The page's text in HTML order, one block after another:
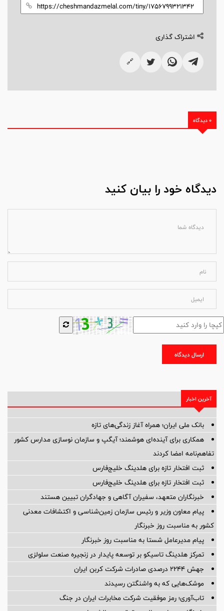
اشتراک گذاری
🔗
0 دیدگاه
دیدگاه خود را بیان کنید
ارسال دیدگاه
آخرین اخبار
بانک ملی ایران؛ همراه آغاز زندگی‌های تازه
همکاری برای آینده‌ای هوشمند؛ آیگپ و سازمان نوسازی مدارس کشور
تفاهم‌نامه امضا کردند
ثبت افتخار تازه برای هلدینگ خلیج‌فارس
ثبت افتخار تازه برای هلدینگ خلیج‌فارس
خبرنگاران متعهد، سفیران آگاهی و جهادگران تبیین هستند
پیام معاون وزیر و رئیس سازمان زمین‌شناسی و اکتشافات معدنی
کشور به مناسبت روز خبرنگار
پیام مدیرعامل شستا به مناسبت روز خبرنگار
تمرکز هلدینگ تاسیکو بر توسعه پایدار در زنجیره صنعت سلولزی
جهش ۲۲۴۴ درصدی صادرات شرکت کربن ایران
موشک‌هایی که به واشنگتن رسیدند
تاب‌آوری؛ رمز موفقیت شرکت مخابرات ایران در جنگ